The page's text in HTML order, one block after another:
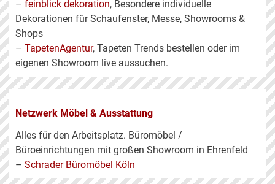
– feinblick dekoration, Besondere individuelle
Dekorationen für Schaufenster, Messe, Showrooms &
Shops
– TapetenAgentur, Tapeten Trends bestellen oder im
eigenen Showroom live aussuchen.
Netzwerk Möbel & Ausstattung
Alles für den Arbeitsplatz. Büromöbel /
Büroeinrichtungen mit großen Showroom in Ehrenfeld
– Schrader Büromöbel Köln